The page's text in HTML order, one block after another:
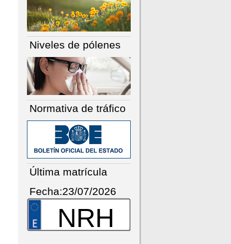
Niveles de pólenes
Normativa de tráfico
Última matrícula
Fecha:23/07/2026
NRH